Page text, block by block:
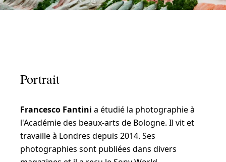
Portrait
Francesco Fantini a étudié la photographie à
l'Académie des beaux-arts de Bologne. Il vit et
travaille à Londres depuis 2014. Ses
photographies sont publiées dans divers